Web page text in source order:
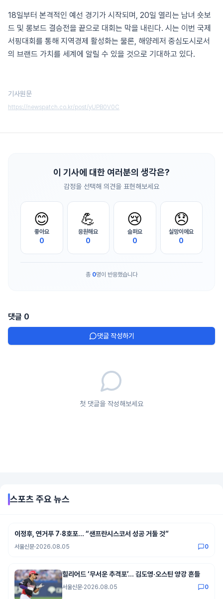
18일부터 본격적인 예선 경기가 시작되며, 20일 열리는 남녀 숏보
드 및 롱보드 결승전을 끝으로 대회는 막을 내린다. 시는 이번 국제
서핑대회를 통해 지역경제 활성화는 물론, 해양레저 중심도시로서
의 브랜드 가치를 세계에 알릴 수 있을 것으로 기대하고 있다.
기사원문
https://newspatch.co.kr/post/yUPB0V0C
이 기사에 대한 여러분의 생각은?
감정을 선택해 의견을 표현해보세요
😊
좋아요
0
💪
응원해요
0
😢
슬퍼요
0
😞
실망이에요
0
총 0명이 반응했습니다
댓글 0
댓글 작성하기
첫 댓글을 작성해보세요
스포츠 주요 뉴스
이정후, 연거푸 7·8호포… “샌프란시스코서 성공 거둘 것”
서울신문·2026.08.05 0
힐리어드 ‘무서운 추격포’… 김도영·오스틴 양강 흔들
서울신문·2026.08.05 0